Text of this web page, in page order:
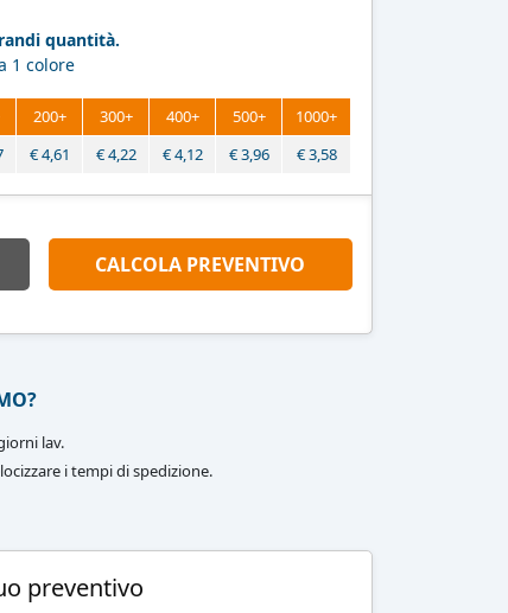
quantità.
1 colore
200+ 300+ 400+ 500+
1000+
€4,61 €4,22 €4,12 €3,96 €3,58
CALCOLA PREVENTIVO
lav.
i tempi di spedizione.
preventivo